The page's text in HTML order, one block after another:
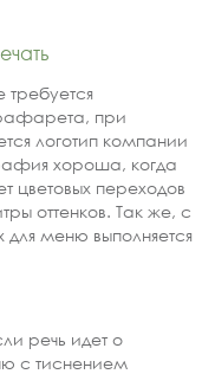
требуется
при
логотип компании
хороша, когда
цветовых переходов
оттенков. Так же, с
меню выполняется
речь идет о
с тиснением